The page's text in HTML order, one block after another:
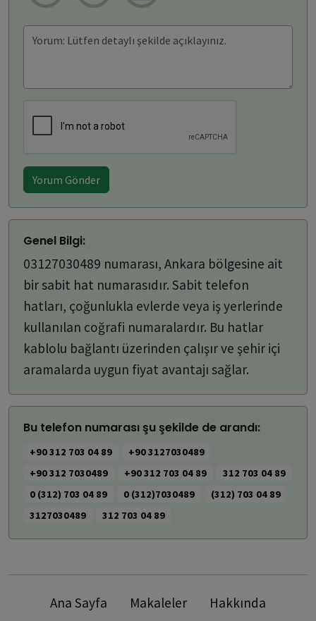
Yorum Gönder
Genel Bilgi:
03127030489 numarası, Ankara bölgesine ait
bir sabit hat numarasıdır. Sabit telefon
hatları, çoğunlukla evlerde veya iş yerlerinde
kullanılan coğrafi numaralardır. Bu hatlar
kablolu bağlantı üzerinden çalışır ve şehir içi
aramalarda uygun fiyat avantajı sağlar.
Bu telefon numarası şu şekilde de arandı:
+90 312 703 04 89
+90 3127030489
+90 312 7030489
+90 312 703 04 89
312 703 04 89
0 (312) 703 04 89
0 (312)7030489
(312) 703 04 89
3127030489
312 703 04 89
Ana Sayfa Makaleler Hakkında